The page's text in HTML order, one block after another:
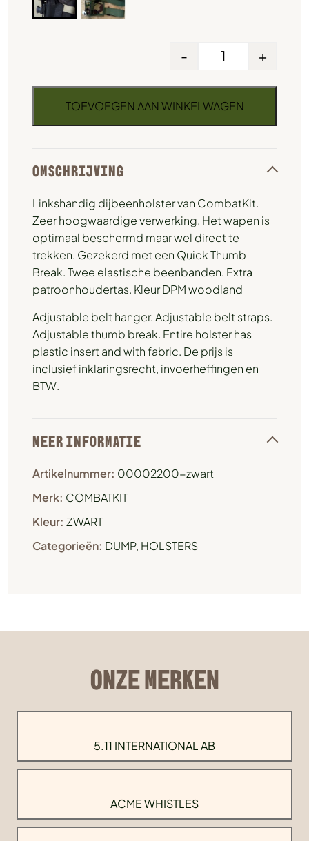
- +
TOEVOEGEN AAN WINKELWAGEN
OMSCHRIJVING
Linkshandig dijbeenholster van CombatKit.
Zeer hoogwaardige verwerking. Het wapen is
optimaal beschermd maar wel direct te
trekken. Gezekerd met een Quick Thumb
Break. Twee elastische beenbanden. Extra
patroonhoudertas. Kleur DPM woodland
Adjustable belt hanger. Adjustable belt straps.
Adjustable thumb break. Entire holster has
plastic insert and with fabric. De prijs is
inclusief inklaringsrecht, invoerheffingen en
BTW.
MEER INFORMATIE
Artikelnummer: 00002200-zwart
Merk: COMBATKIT
Kleur: ZWART
Categorieën: DUMP, HOLSTERS
ONZE MERKEN
5.11 INTERNATIONAL AB
ACME WHISTLES